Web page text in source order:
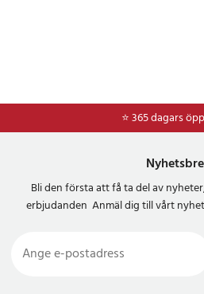
⭐ 365 dagars
Bli den första att få ta del av
erbjudanden Anmäl dig till vårt